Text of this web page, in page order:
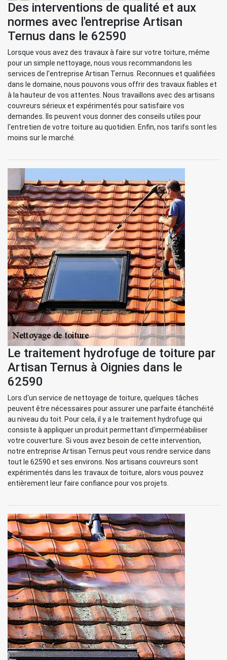
Des interventions de qualité et aux
normes avec l'entreprise Artisan
Ternus dans le 62590
Lorsque vous avez des travaux à faire sur votre toiture, même
pour un simple nettoyage, nous vous recommandons les
services de l'entreprise Artisan Ternus. Reconnues et qualifiées
dans le domaine, nous pouvons vous offrir des travaux fiables et
à la hauteur de vos attentes. Nous travaillons avec des artisans
couvreurs sérieux et expérimentés pour satisfaire vos
demandes. Ils peuvent vous donner des conseils utiles pour
l'entretien de votre toiture au quotidien. Enfin, nos tarifs sont les
moins sur le marché.
Le traitement hydrofuge de toiture par
Artisan Ternus à Oignies dans le
62590
Lors d'un service de nettoyage de toiture, quelques tâches
peuvent être nécessaires pour assurer une parfaite étanchéité
au niveau du toit. Pour cela, il y a le traitement hydrofuge qui
consiste à appliquer un produit permettant d'imperméabiliser
votre couverture. Si vous avez besoin de cette intervention,
notre entreprise Artisan Ternus peut vous rendre service dans
tout le 62590 et ses environs. Nos artisans couvreurs sont
expérimentés dans les travaux de toiture, alors vous pouvez
entièrement leur faire confiance pour vos projets.